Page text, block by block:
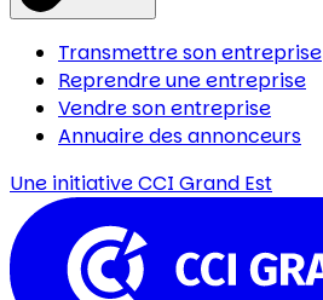
Transmettre son entreprise
Reprendre une entreprise
Vendre son entreprise
Annuaire des annonceurs
Une initiativeCCI Grand Est